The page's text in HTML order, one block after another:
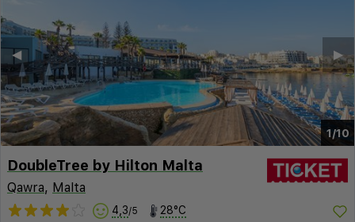
1/10
▶︎
◀︎
DoubleTree by Hilton Malta
Qawra, Malta
4,3/5 28°C